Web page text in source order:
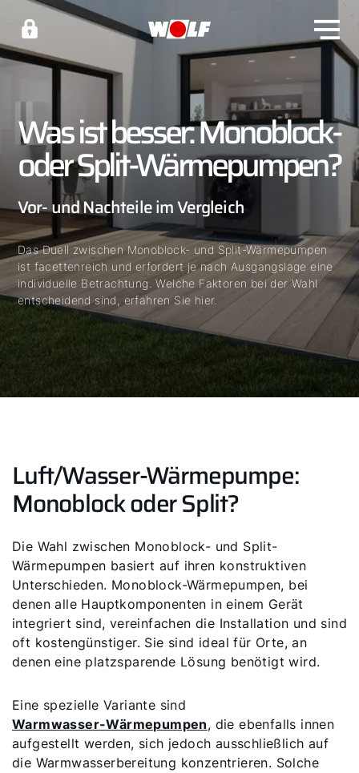
Was ist besser: Monoblock-
oder Split-Wärmepumpen?
Vor- und Nachteile im Vergleich
Das Duell zwischen Monoblock- und Split-Wärmepumpen
ist facettenreich und erfordert je nach Ausgangslage eine
individuelle Betrachtung. Welche Faktoren bei der Wahl
entscheidend sind, erfahren Sie hier.
Luft/Wasser-Wärmepumpe:
Monoblock oder Split?
Die Wahl zwischen Monoblock- und Split-
Wärmepumpen basiert auf ihren konstruktiven
Unterschieden. Monoblock-Wärmepumpen, bei
denen alle Hauptkomponenten in einem Gerät
integriert sind, vereinfachen die Installation und sind
oft kostengünstiger. Sie sind ideal für Orte, an
denen eine platzsparende Lösung benötigt wird.
Eine spezielle Variante sind
Warmwasser-Wärmepumpen, die ebenfalls innen
aufgestellt werden, sich jedoch ausschließlich auf
die Warmwasserbereitung konzentrieren. Solche